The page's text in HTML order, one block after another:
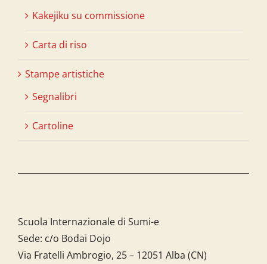
Kakejiku su commissione
Carta di riso
Stampe artistiche
Segnalibri
Cartoline
Scuola Internazionale di Sumi-e
Sede: c/o Bodai Dojo
Via Fratelli Ambrogio, 25 – 12051 Alba (CN)